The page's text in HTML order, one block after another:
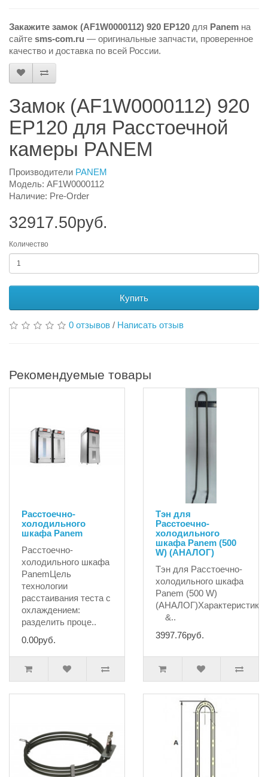
Закажите замок (AF1W0000112) 920 EP120 для Panem на
сайте sms-com.ru — оригинальные запчасти, проверенное
качество и доставка по всей России.
Замок (AF1W0000112) 920
EP120 для Расстоечной
камеры PANEM
Производители PANEM
Модель: AF1W0000112
Наличие: Pre-Order
32917.50руб.
Количество
Купить
0 отзывов / Написать отзыв
Рекомендуемые товары
Расстоечно-
холодильного
шкафа Panem
Расстоечно-
холодильного шкафа
PanemЦель
технологии
расстаивания теста с
охлаждением:
разделить проце..
0.00руб.
Тэн для
Расстоечно-
холодильного
шкафа Panem (500
W) (АНАЛОГ)
Тэн для Расстоечно-
холодильного шкафа
Panem (500 W)
&..
3997.76руб.